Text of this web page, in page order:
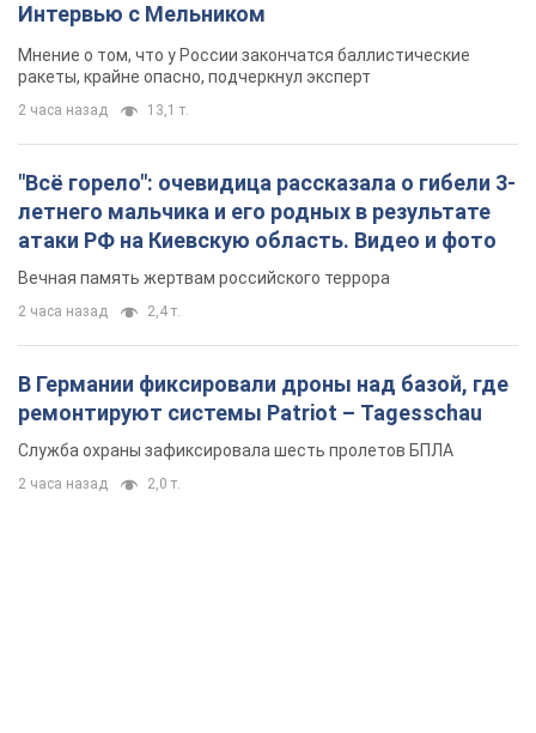
Интервью с Мельником
Мнение о том, что у России закончатся баллистические
ракеты, крайне опасно, подчеркнул эксперт
2 часа назад 13,1 т.
"Всё горело": очевидица рассказала о гибели 3-
летнего мальчика и его родных в результате
атаки РФ на Киевскую область. Видео и фото
Вечная память жертвам российского террора
2 часа назад 2,4 т.
В Германии фиксировали дроны над базой, где
ремонтируют системы Patriot – Tagesschau
Служба охраны зафиксировала шесть пролетов БПЛА
2 часа назад 2,0 т.